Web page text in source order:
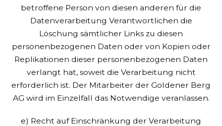
betroffene Person von diesen anderen für die
Datenverarbeitung Verantwortlichen die
Löschung sämtlicher Links zu diesen
personenbezogenen Daten oder von Kopien oder
Replikationen dieser personenbezogenen Daten
verlangt hat, soweit die Verarbeitung nicht
erforderlich ist. Der Mitarbeiter der Goldener Berg
AG wird im Einzelfall das Notwendige veranlassen.
e) Recht auf Einschränkung der Verarbeitung